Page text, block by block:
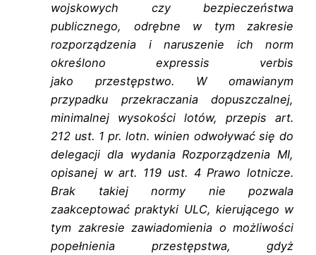
wojskowych czy bezpieczeństwa
publicznego, odrębne w tym zakresie
rozporządzenia i naruszenie ich norm
określono expressis verbis
jako przestępstwo. W omawianym
przypadku przekraczania dopuszczalnej,
minimalnej wysokości lotów, przepis art.
212 ust. 1 pr. lotn. winien odwoływać się do
delegacji dla wydania Rozporządzenia MI,
opisanej w art. 119 ust. 4 Prawo lotnicze.
Brak takiej normy nie pozwala
zaakceptować praktyki ULC, kierującego w
tym zakresie zawiadomienia o możliwości
popełnienia przestępstwa, gdyż